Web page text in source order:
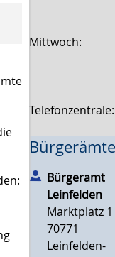
Mittwoch:
Bürgeramt
Leinfelden
Marktplatz 1
70771
Leinfelden-